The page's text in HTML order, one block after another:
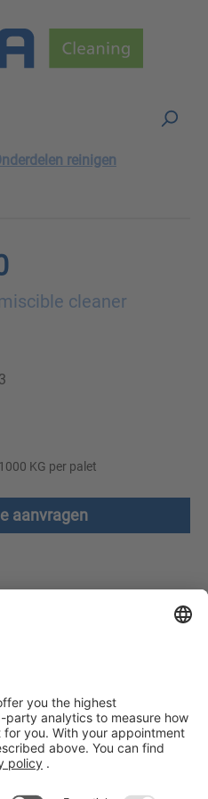
reinigen
cleaner
KG per palet
aanvragen